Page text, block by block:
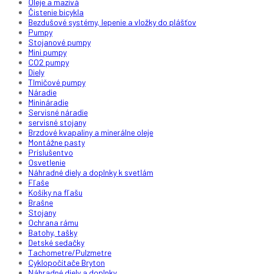
Oleje a mazivá
Čistenie bicykla
Bezdušové systémy, lepenie a vložky do plášťov
Pumpy
Stojanové pumpy
Mini pumpy
CO2 pumpy
Diely
Tlmičové pumpy
Náradie
Minináradie
Servisné náradie
servisné stojany
Brzdové kvapaliny a minerálne oleje
Montážne pasty
Príslušentvo
Osvetlenie
Náhradné diely a doplnky k svetlám
Fľaše
Košíky na fľašu
Brašne
Stojany
Ochrana rámu
Batohy, tašky
Detské sedačky
Tachometre/Pulzmetre
Cyklopočítače Bryton